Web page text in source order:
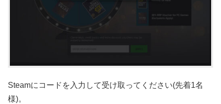
Steamにコードを入力して受け取ってください(先着1名
様)。